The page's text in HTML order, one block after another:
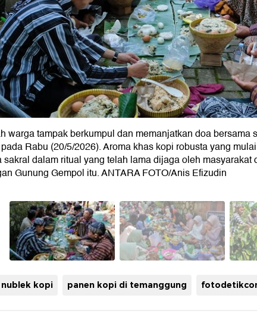
warga tampak berkumpul dan memanjatkan doa bersama
Rabu (20/5/2026). Aroma khas kopi robusta yang
sakral dalam ritual yang telah lama dijaga oleh masyarakat
Gunung Gempol itu. ANTARA FOTO/Anis Efizudin
kopi panen kopi di temanggung